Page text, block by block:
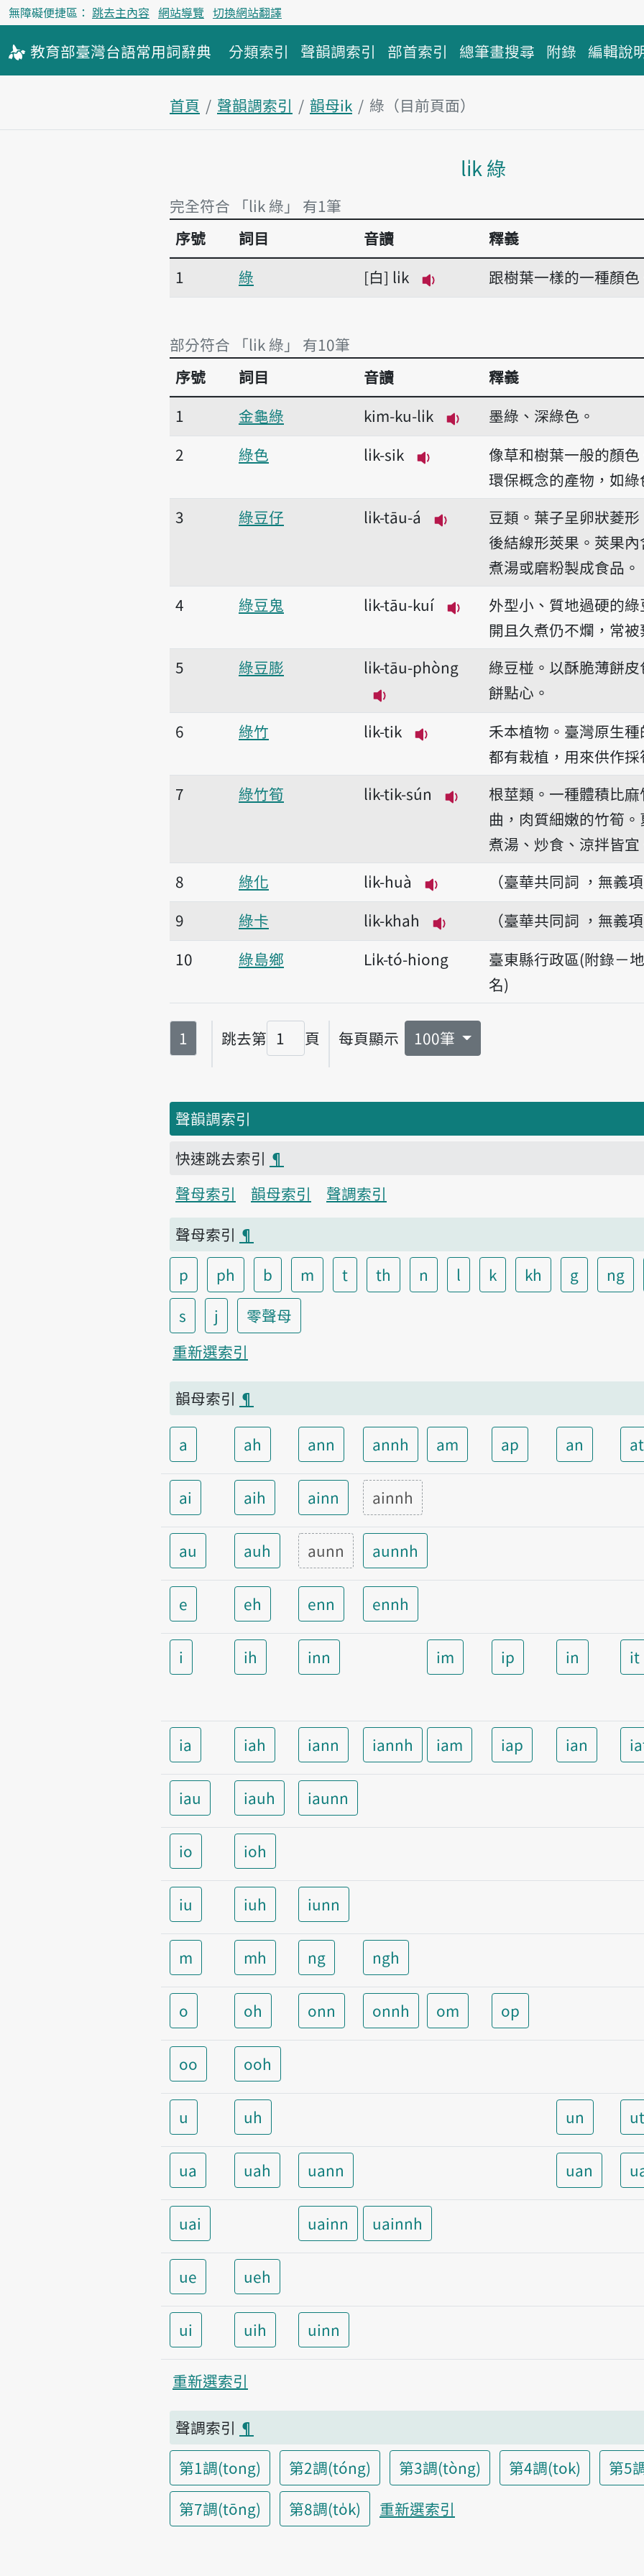
無障礙便捷區： 跳去主內容 網站導覽 切換網站翻譯
教育部臺灣台語常用詞辭典 分類索引 聲韻調索引 部首索引 總筆畫搜尋 附錄 編輯說
首頁 聲韻調索引 韻母ik
綠（目前頁面）
li̍k 綠
完全符合 「li̍k 綠」 有1筆
完全符合 「li̍k 綠」 有1筆
序號 詞目 音讀
釋義
1
綠 白 li̍k
播放音讀li̍k
跟樹葉一樣的一種顏色
部分符合 「li̍k 綠」 有10筆
部分符合 「li̍k 綠」 有10筆
序號 詞目 音讀
釋義
1
金龜綠
kim-ku-li̍k
播放音讀kim-ku-li̍k
墨綠、深綠色。
2
綠色
li̍k-sik
播放音讀li̍k-sik
像草和樹葉一般的顏色
環保概念的產物，如綠
3
綠豆仔
li̍k-tāu-á
播放音讀li̍k-tāu-á
豆類。葉子呈卵狀菱
後結線形莢果。莢果
煮湯或磨粉製成食品。
4
綠豆鬼
li̍k-tāu-kuí
播放音讀li̍k-tāu-kuí
外型小、質地過硬的
開且久煮仍不爛，常被
5
綠豆膨 li̍k-tāu-phòng
播放音讀li̍k-tāu-phòng
綠豆椪。以酥脆薄餅
餅點心。
6
綠竹
li̍k-tik
播放音讀li̍k-tik
禾本植物。臺灣原生
都有栽植，用來供作採
7
綠竹筍
li̍k-tik-sún
播放音讀li̍k-tik-sún
根莖類。一種體積比
曲，肉質細嫩的竹筍
煮湯、炒食、涼拌皆宜
8
綠化
li̍k-huà
播放音讀li̍k-huà
（臺華共同詞 ，無義項
9
綠卡
li̍k-khah
播放音讀li̍k-khah
（臺華共同詞 ，無義項
10
綠島鄉 Li̍k-tó-hiong
臺東縣行政區(附錄－
名)
第
1 跳去第
頁碼
頁 每頁顯示 100筆
聲韻調索引
快速跳去索引 ¶
聲母索引
韻母索引
聲調索引
聲母索引 ¶
p
ph b m t th n l k kh g ng
s
j
零聲母
重新選索引
韻母索引 ¶
a ah ann annh am ap an at
ai aih ainn ainnh
au auh aunn aunnh
e eh enn ennh
i ih inn im ip in it
ia
iah iann iannh iam iap ian
iau iauh iaunn
io ioh
iu iuh iunn
m mh ng ngh
o oh onn onnh om op
oo ooh
u uh un ut
ua uah uann uan
uai uainn uainnh
ue ueh
ui uih uinn
重新選索引
聲調索引 ¶
第1調(tong)
第2調(tóng) 第3調(tòng) 第4調(tok)
第5
第7調(tōng)
第8調(to̍k) 重新選索引